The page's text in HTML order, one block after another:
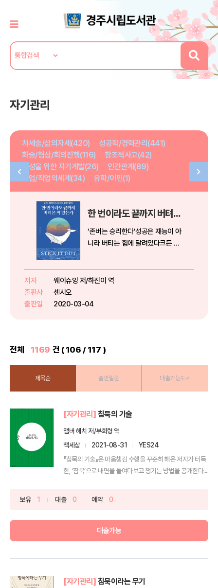
자기관리
처세술/삶의자세(420)
성공학/경력관리(441)
화술/협상/회의진행(116)
창조적사고(42)
여성을 위한 자기계발(26)
인간관계(89)
취업/직업의세계(34)
유학/이민(1)
한 번이라도 끝까지 버텨본 적 있는가
‘존버는 승리한다’성공은 재능이 아
니라 버티는 힘에 달려있다크든 작
든 목표를 이루어내는 사람과 그렇
있는데, 그것은 바로 포기하지 않고
책이 출간됐다.다이어트, 영어, ...
저자
웨이슈잉 저/하진이 역
출판사
센시오
출판일
2020-03-04
전체 1169 건 ( 106 / 117 )
제목순 출판일순 대출가능도서
[자기관리] 침묵의 기술
앰버 해치 저/부희령 역
책세상
2021-08-31
YES24
『침묵의 기술』은 마음챙김 수행을 꾸준히 해온 저자가 터득
한, ‘침묵’으로 내면을 들여다보고 챙기는 방법을 공개한다....
보유 1 대출 0 예약 0
대출가능
[자기관리] 침묵이라는 무기